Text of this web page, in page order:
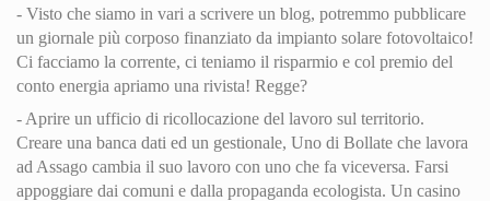
- Visto che siamo in vari a scrivere un blog, potremmo pubblicare
un giornale più corposo finanziato da impianto solare fotovoltaico!
Ci facciamo la corrente, ci teniamo il risparmio e col premio del
conto energia apriamo una rivista! Regge?
- Aprire un ufficio di ricollocazione del lavoro sul territorio.
Creare una banca dati ed un gestionale, Uno di Bollate che lavora
ad Assago cambia il suo lavoro con uno che fa viceversa. Farsi
appoggiare dai comuni e dalla propaganda ecologista. Un casino